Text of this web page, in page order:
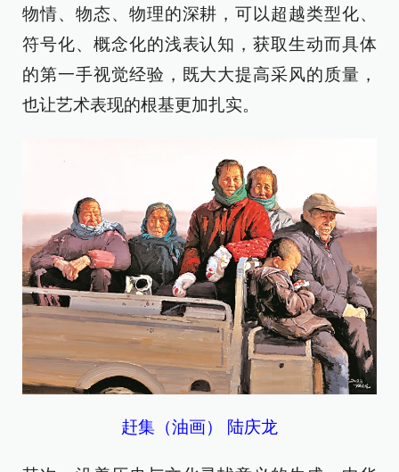
物情、物态、物理的深耕，可以超越类型化、
符号化、概念化的浅表认知，获取生动而具体
的第一手视觉经验，既大大提高采风的质量，
也让艺术表现的根基更加扎实。
赶集（油画） 陆庆龙